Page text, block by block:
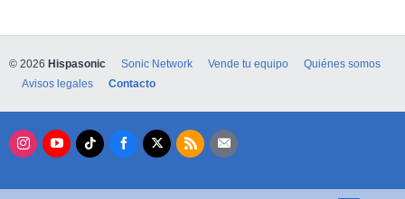
© 2026 Hispasonic Sonic Network Vende tu equipo
Quiénes somos
Avisos legales
Contacto